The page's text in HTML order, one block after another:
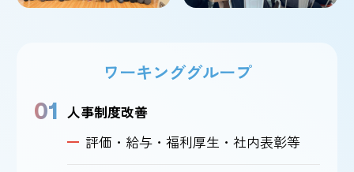
ワーキンググループ
01 人事制度改善
評価・給与・福利厚生・社内表彰等